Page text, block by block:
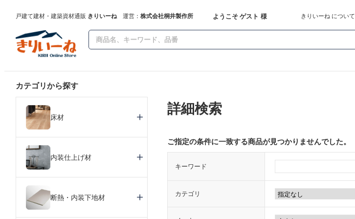
戸建て建材・建築資材通販 きりいーね運営： 株式会社桐井製作所 ようこそ ゲスト 様 きりいーね について
詳細検索
ご指定の条件に一致する商品が見つかりませんでした。
キーワード
カテゴリ
カテゴリから探す
床材
内装仕上げ材
断熱・内装下地材